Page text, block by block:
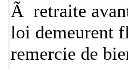
Ã retraite
loi demeurent
remercie de